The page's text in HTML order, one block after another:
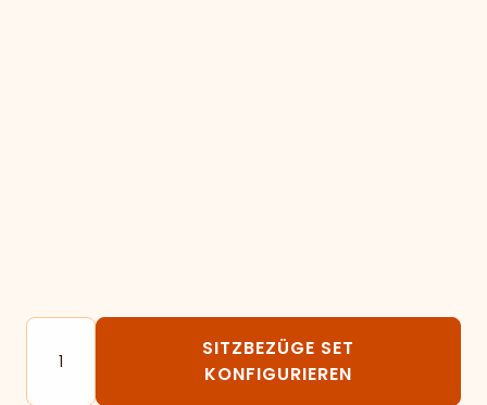
Autositzbezüge passend für MAZDA 2 DE Menge
SITZBEZÜGE SET
KONFIGURIEREN